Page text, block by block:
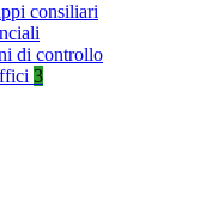
consiliari
di controllo
3